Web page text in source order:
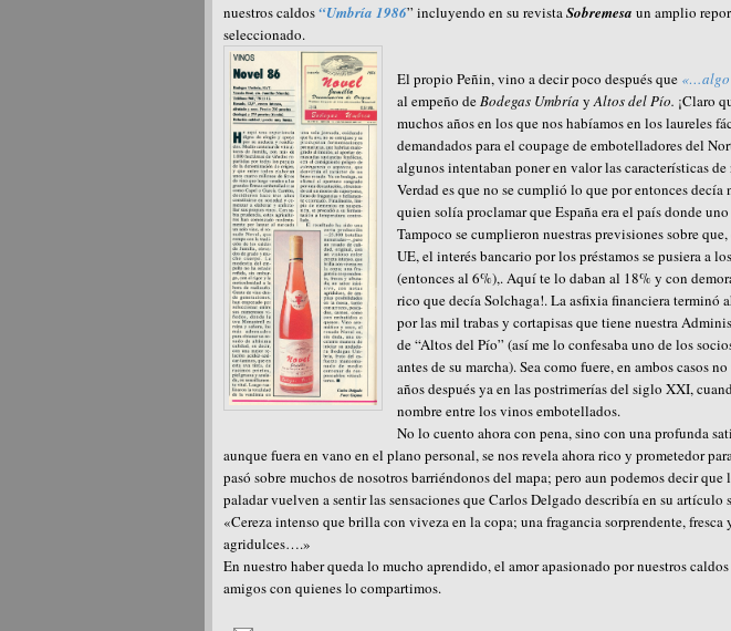
nuestros caldos“Umbría 1986” incluyendo en su revista Sobremesa un amplio
seleccionado.
El propio Peñin, vino a decir poco después que «…algo
al empeño de Bodegas Umbría y Altos del Pío. ¡Claro
muchos años en los que nos habíamos en los laureles
demandados para el coupage de embotelladores del
algunos intentaban poner en valor las características
Verdad es que no se cumplió lo que por entonces
quien solía proclamar que España era el país donde
Tampoco se cumplieron nuestras previsiones sobre
UE, el interés bancario por los préstamos se pusiera a
(entonces al 6%),. Aquí te lo daban al 18% y con
rico que decía Solchaga!. La asfixia financiera terminó
por las mil trabas y cortapisas que tiene nuestra
de “Altos del Pío” (así me lo confesaba uno de los
antes de su marcha). Sea como fuere, en ambos casos
años después ya en las postrimerías del siglo XXI,
nombre entre los vinos embotellados.
No lo cuento ahora con pena, sino con una profunda
aunque fuera en vano en el plano personal, se nos revela ahora rico y prometedor
pasó sobre muchos de nosotros barriéndonos del mapa; pero aun podemos decir
paladar vuelven a sentir las sensaciones que Carlos Delgado describía en su artículo
«Cereza intenso que brilla con viveza en la copa; una fragancia sorprendente,
agridulces….»
En nuestro haber queda lo mucho aprendido, el amor apasionado por nuestros
amigos con quienes lo compartimos.